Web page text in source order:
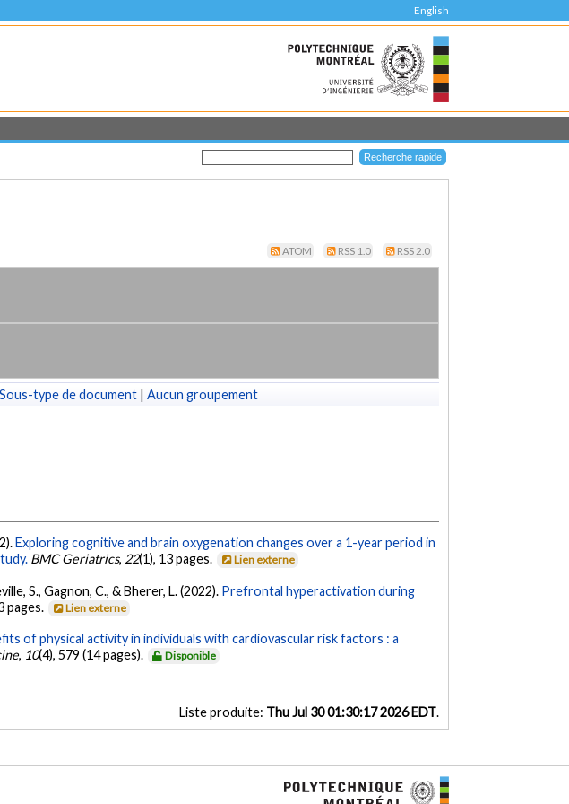
English
ATOM RSS 1.0 RSS 2.0
Sous-type de document | Aucun groupement
Exploring cognitive and brain oxygenation changes over a 1-year period in
BMC Geriatrics, 22(1), 13 pages. Lien externe
S., Gagnon, C., & Bherer, L. (2022). Prefrontal hyperactivation during
pages. Lien externe
of physical activity in individuals with cardiovascular risk factors : a
, 10(4), 579 (14 pages). Disponible
Liste produite: Thu Jul 30 01:30:17 2026 EDT.